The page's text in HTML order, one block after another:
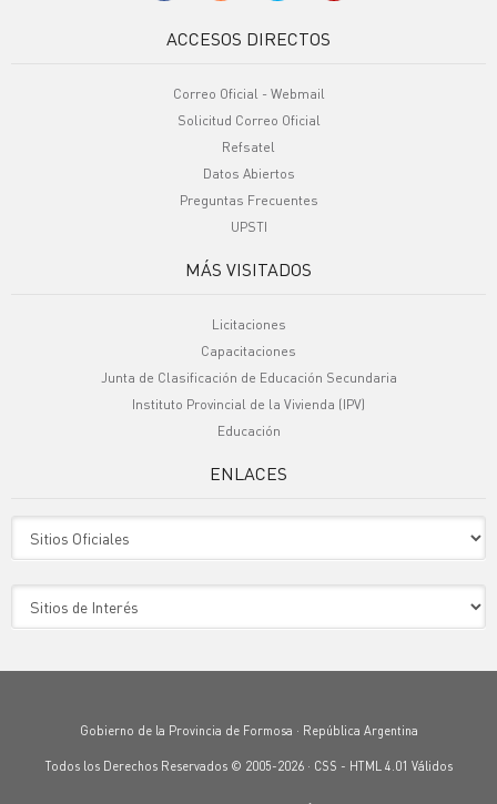
ACCESOS DIRECTOS
Correo Oficial - Webmail
Solicitud Correo Oficial
Refsatel
Datos Abiertos
Preguntas Frecuentes
UPSTI
MÁS VISITADOS
Licitaciones
Capacitaciones
Junta de Clasificación de Educación Secundaria
Instituto Provincial de la Vivienda (IPV)
Educación
ENLACES
Gobierno de la Provincia de Formosa · República Argentina
Todos los Derechos Reservados © 2005-2026 · CSS - HTML 4.01 Válidos